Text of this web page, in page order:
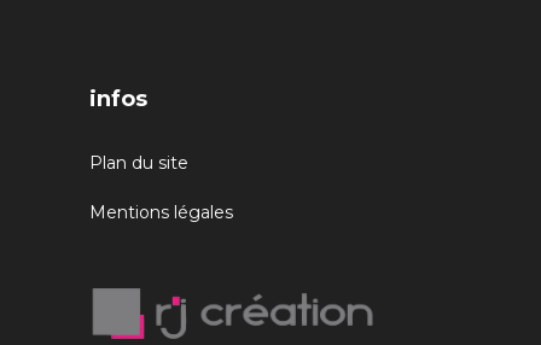
infos
Plan du site
Mentions légales